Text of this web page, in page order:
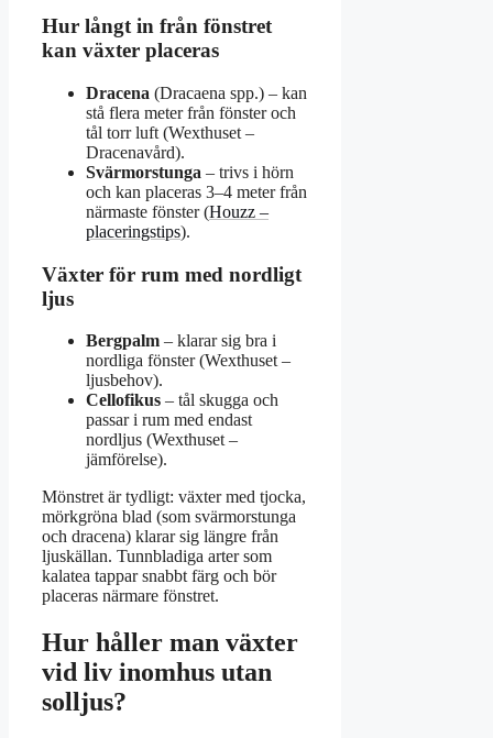
Hur långt in från fönstret
kan växter placeras
Dracena (Dracaena spp.) – kan
stå flera meter från fönster och
tål torr luft (Wexthuset –
Dracenavård).
Svärmorstunga – trivs i hörn
och kan placeras 3–4 meter från
närmaste fönster (Houzz –
placeringstips).
Växter för rum med nordligt
ljus
Bergpalm – klarar sig bra i
nordliga fönster (Wexthuset –
ljusbehov).
Cellofikus – tål skugga och
passar i rum med endast
nordljus (Wexthuset –
jämförelse).
Mönstret är tydligt: växter med tjocka,
mörkgröna blad (som svärmorstunga
och dracena) klarar sig längre från
ljuskällan. Tunnbladiga arter som
kalatea tappar snabbt färg och bör
placeras närmare fönstret.
Hur håller man växter
vid liv inomhus utan
solljus?